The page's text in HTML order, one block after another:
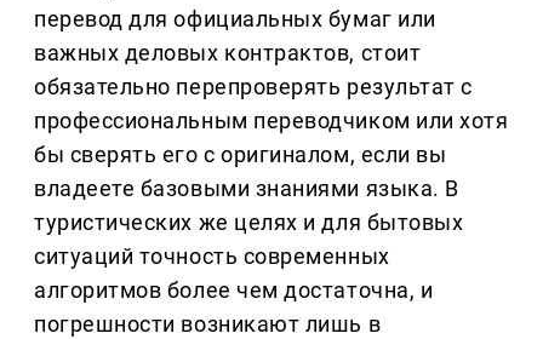
перевод для официальных бумаг или
важных деловых контрактов, стоит
обязательно перепроверять результат с
профессиональным переводчиком или хотя
бы сверять его с оригиналом, если вы
владеете базовыми знаниями языка. В
туристических же целях и для бытовых
ситуаций точность современных
алгоритмов более чем достаточна, и
погрешности возникают лишь в